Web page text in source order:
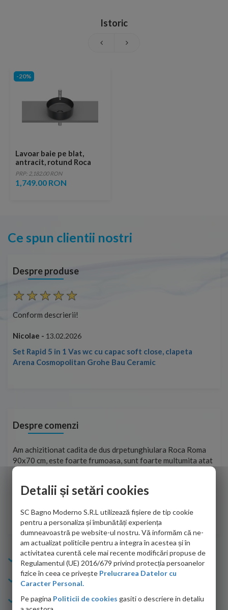
Istoric
-20%
Lavoar baie pe blat,
antracit, rotund Roca
Inspira Round 37x37 cm
PRP: 2,182.00 RON
1,749.00 RON
Ce spun clientii nostri
Despre produse
Conform descrierii!
Nicolae - 13.02.2026
Set Rapid 5 in 1 Vas wc cu capac soft close, clapeta
Arena Cosmopolitan Grohe Bau Ceramic
Despre comenzi
Am achizitionat cadita de dus drpetunghiulara Roca Roma
90x70 cm, este foarte frumoasa, sunt foarte multumita atat
de personalul firmei dvs. cu care am colaborat in obtinerea
adus coletul in siguranta.Numai bine, va doresc!
Sofrone Viviana -28.07.2026
Info Bagno
Cumparaturi
Suport clienti
Detalii și setări cookies
SC Bagno Moderno S.R.L utilizează fișiere de tip cookie
pentru a personaliza și îmbunătăți experiența
dumneavoastră pe website-ul nostru. Vă informăm că ne-
am actualizat politicile pentru a integra în acestea și în
activitatea curentă cele mai recente modificări propuse de
Regulamentul (UE) 2016/679 privind protecția persoanelor
fizice în ceea ce privește Prelucrarea Datelor cu
Caracter Personal.
Pe pagina Politicii de cookies gasiti o descriere in detaliu